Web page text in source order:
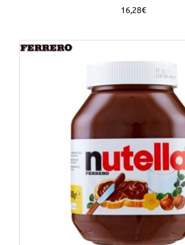
16,28€